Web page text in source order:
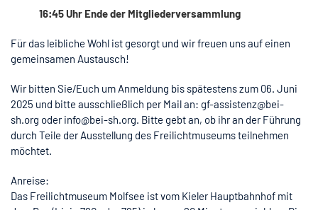
16:45 Uhr Ende der Mitgliederversammlung
Für das leibliche Wohl ist gesorgt und wir freuen uns auf einen
gemeinsamen Austausch!
Wir bitten Sie/Euch um Anmeldung bis spätestens zum 06. Juni
2025 und bitte ausschließlich per Mail an: gf-assistenz@bei-
sh.org oder info@bei-sh.org. Bitte gebt an, ob ihr an der Führung
durch Teile der Ausstellung des Freilichtmuseums teilnehmen
möchtet.
Anreise:
Das Freilichtmuseum Molfsee ist vom Kieler Hauptbahnhof mit